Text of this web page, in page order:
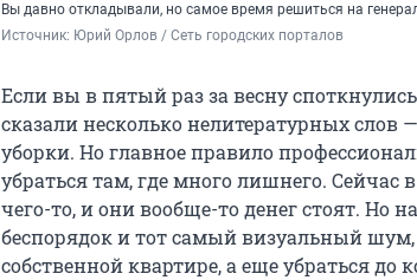
Вы давно откладывали, но самое время решиться на
Источник: Юрий Орлов / Сеть городских порталов
Если вы в пятый раз за весну
сказали несколько нелитературных
уборки. Но главное правило
убраться там, где много лишнего.
чего-то, и они вообще-то денег стоят. Но
беспорядок и тот самый визуальный
собственной квартире, а еще убраться до